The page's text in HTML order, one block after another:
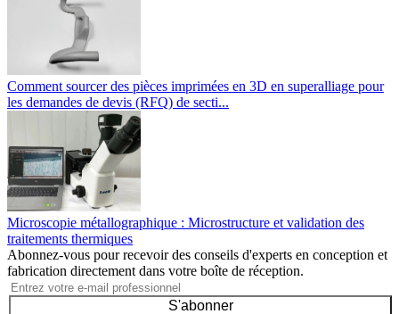
Comment sourcer des pièces imprimées en 3D en superalliage pour
les demandes de devis (RFQ) de secti...
Microscopie métallographique : Microstructure et validation des
traitements thermiques
Abonnez-vous pour recevoir des conseils d'experts en conception et
fabrication directement dans votre boîte de réception.
S'abonner